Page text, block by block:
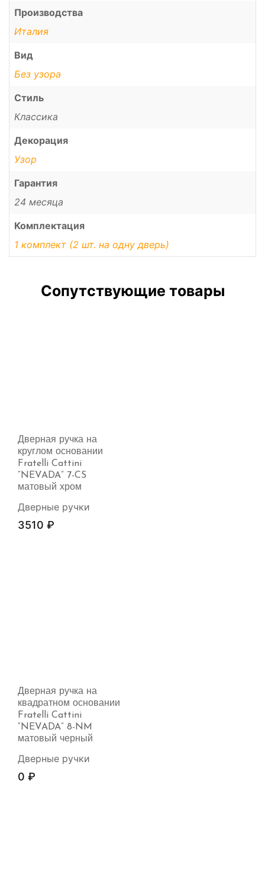
Производства
Италия
Вид
Без узора
Стиль
Классика
Декорация
Узор
Гарантия
24 месяца
Комплектация
1 комплект (2 шт. на одну дверь)
Сопутствующие товары
Дверная ручка на
круглом основании
Fratelli Cattini
“NEVADA” 7-CS
матовый хром
Дверные ручки
3510 ₽
Дверная ручка на
квадратном основании
Fratelli Cattini
“NEVADA” 8-NM
матовый черный
Дверные ручки
0 ₽